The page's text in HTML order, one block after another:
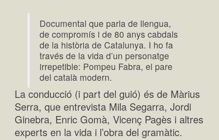
Documental que parla de llengua,
de compromís i de 80 anys cabdals
de la història de Catalunya. I ho fa
través de la vida d’un personatge
irrepetible: Pompeu Fabra, el pare
del català modern.
La conducció (i part del guió) és de Màrius
Serra, que entrevista Mila Segarra, Jordi
Ginebra, Enric Gomà, Vicenç Pagès i altres
experts en la vida i l’obra del gramàtic.